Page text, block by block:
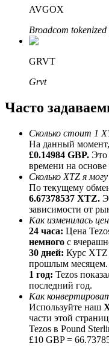
Партнеры Bitrue
До 65% комиссии!
Реферал
Пригласите
вознаграждения
Deposit CASHCAT & Win
AVGOX
Broadcom
GRVT
Grvt
Часто
Сколько стоит 1
На данный момент,
£0.14984 GBP. Это
времени на
Сколько XTZ я
По текущему
6.67378537 XTZ.
зависимости от
Как изменилась
24 часа: Цена
немного с
30 дней: Курс
прошлым месяцем.
1 год: Tezos
последний год.
Как
Используйте наш
части этой
Tezos в Pound
£10 GBP =